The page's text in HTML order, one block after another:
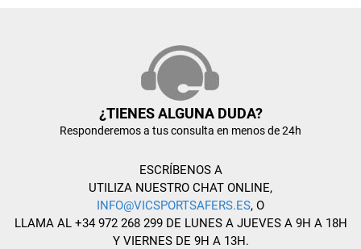
¿TIENES ALGUNA DUDA?
Responderemos a tus consulta en menos de 24h
ESCRÍBENOS A
UTILIZA NUESTRO CHAT ONLINE,
INFO@VICSPORTSAFERS.ES, O
LLAMA AL +34 972 268 299 DE LUNES A JUEVES A 9H A 18H
Y VIERNES DE 9H A 13H.